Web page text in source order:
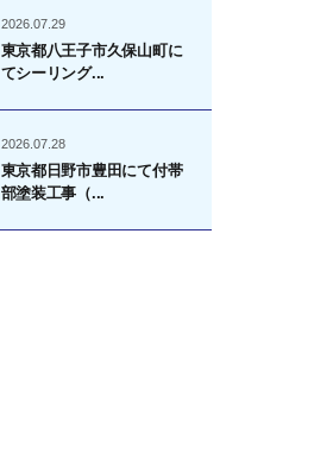
2026.07.29
東京都八王子市久保山町に
てシーリング...
2026.07.28
東京都日野市豊田にて付帯
部塗装工事（...